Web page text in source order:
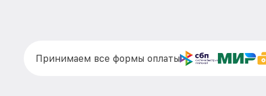
Принимаем все формы оплаты